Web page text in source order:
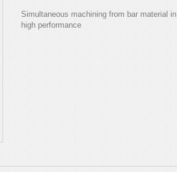
Simultaneous machining from bar material in
high performance